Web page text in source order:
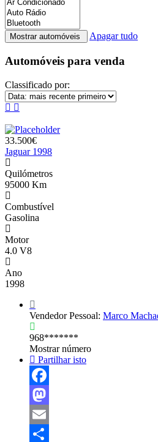
Apagar tudo
Automóveis para venda
Classificado por:
33.500€
Jaguar 1998
Quilómetros
95000 Km
Combustível
Gasolina
Motor
4.0 V8
Ano
1998
Vendedor Pessoal: Marco
968*******
Mostrar número
Partilhar isto
Facebook
Mastodon
Email